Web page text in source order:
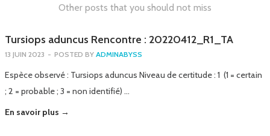
Other posts that you should not miss
Tursiops aduncus Rencontre : 20220412_R1_TA
13 JUIN 2023 - POSTED BY ADMINABYSS
Espèce observé : Tursiops aduncus Niveau de certitude : 1 (1 = certain
; 2 = probable ; 3 = non identifié) …
En savoir plus →